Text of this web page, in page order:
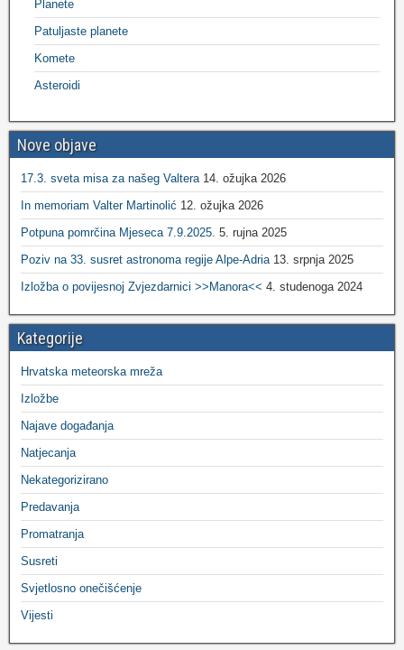
Planete
Patuljaste planete
Komete
Asteroidi
Nove objave
17.3. sveta misa za našeg Valtera 14. ožujka 2026
In memoriam Valter Martinolić 12. ožujka 2026
Potpuna pomrčina Mjeseca 7.9.2025. 5. rujna 2025
Poziv na 33. susret astronoma regije Alpe-Adria 13. srpnja 2025
Izložba o povijesnoj Zvjezdarnici >>Manora<< 4. studenoga 2024
Kategorije
Hrvatska meteorska mreža
Izložbe
Najave događanja
Natjecanja
Nekategorizirano
Predavanja
Promatranja
Susreti
Svjetlosno onečišćenje
Vijesti